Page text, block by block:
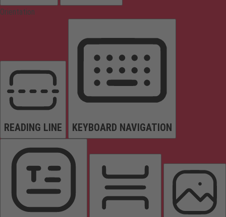
Orientation
READING LINE KEYBOARD NAVIGATION